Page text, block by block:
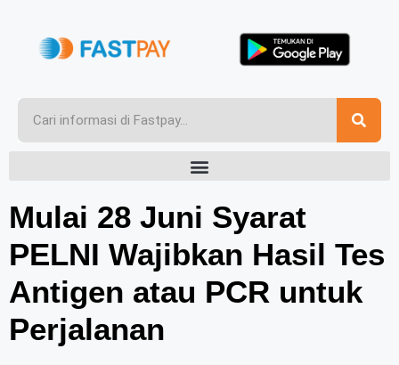
Mulai 28 Juni Syarat
PELNI Wajibkan Hasil Tes
Antigen atau PCR untuk
Perjalanan